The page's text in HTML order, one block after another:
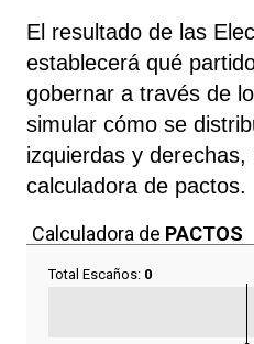
El resultado de las
establecerá qué
gobernar a través de
simular cómo se
izquierdas y
calculadora de pactos.
Calculadora de PACTOS
Total Escaños: 0